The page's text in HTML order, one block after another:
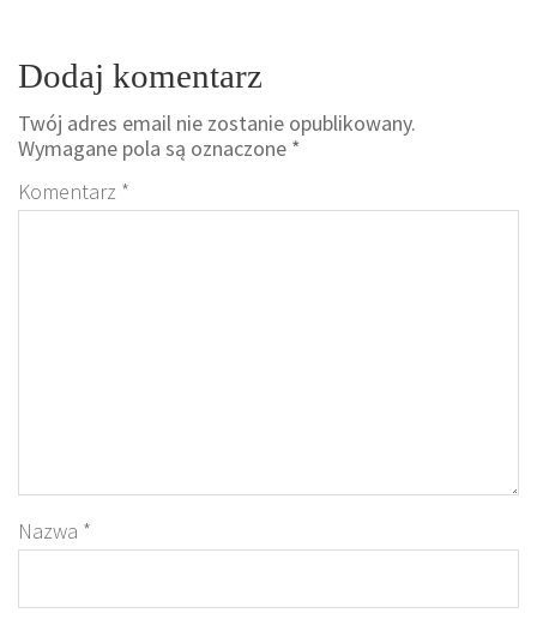
Dodaj komentarz
Twój adres email nie zostanie opublikowany.
Wymagane pola są oznaczone *
Komentarz *
Nazwa *